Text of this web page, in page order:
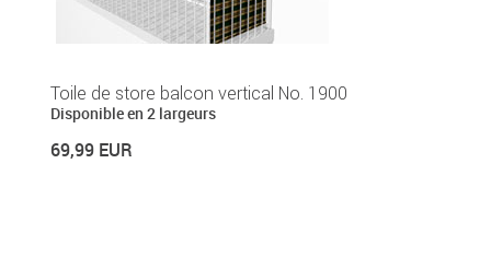
Toile de store balcon vertical No. 1900
Disponible en 2 largeurs
69,99 EUR